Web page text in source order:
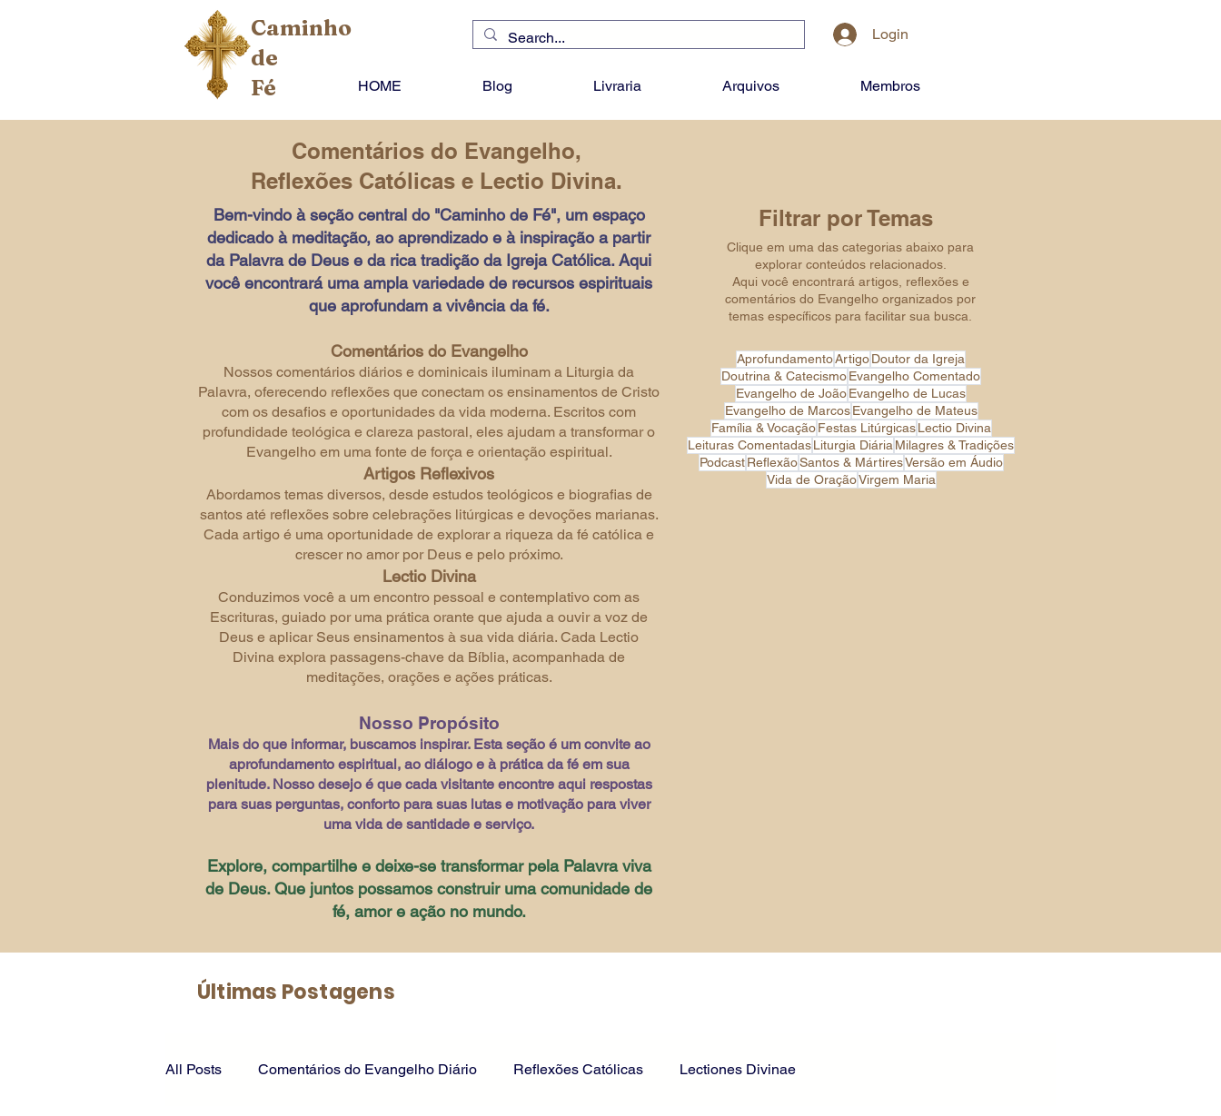
Caminho
de
Fé
Login
HOME Blog Livraria Arquivos Membros
Comentários do Evangelho,
Reflexões Católicas e Lectio Divina.
Bem-vindo à seção central do "Caminho de Fé", um espaço
dedicado à meditação, ao aprendizado e à inspiração a partir
da Palavra de Deus e da rica tradição da Igreja Católica. Aqui
você encontrará uma ampla variedade de recursos espirituais
que aprofundam a vivência da fé.
Comentários do Evangelho
Nossos comentários diários e dominicais iluminam a Liturgia da
Palavra, oferecendo reflexões que conectam os ensinamentos de Cristo
com os desafios e oportunidades da vida moderna. Escritos com
profundidade teológica e clareza pastoral, eles ajudam a transformar o
Evangelho em uma fonte de força e orientação espiritual.
Artigos Reflexivos
Abordamos temas diversos, desde estudos teológicos e biografias de
santos até reflexões sobre celebrações litúrgicas e devoções marianas.
Cada artigo é uma oportunidade de explorar a riqueza da fé católica e
crescer no amor por Deus e pelo próximo.
Lectio Divina
Conduzimos você a um encontro pessoal e contemplativo com as
Escrituras, guiado por uma prática orante que ajuda a ouvir a voz de
Deus e aplicar Seus ensinamentos à sua vida diária. Cada Lectio
Divina explora passagens-chave da Bíblia, acompanhada de
meditações, orações e ações práticas.
Nosso Propósito
Mais do que informar, buscamos inspirar. Esta seção é um convite ao
aprofundamento espiritual, ao diálogo e à prática da fé em sua
plenitude. Nosso desejo é que cada visitante encontre aqui respostas
para suas perguntas, conforto para suas lutas e motivação para viver
uma vida de santidade e serviço.
Explore, compartilhe e deixe-se transformar pela Palavra viva
de Deus. Que juntos possamos construir uma comunidade de
fé, amor e ação no mundo.
Filtrar por Temas
Clique em uma das categorias abaixo para
explorar conteúdos relacionados.
Aqui você encontrará artigos, reflexões e
comentários do Evangelho organizados por
temas específicos para facilitar sua busca.
AprofundamentoArtigoDoutor da Igreja
Doutrina & CatecismoEvangelho Comentado
Evangelho de JoãoEvangelho de Lucas
Evangelho de Marcos Evangelho de Mateus
Família & Vocação Festas Litúrgicas Lectio Divina
Leituras ComentadasLiturgia Diária Milagres & Tradições
Podcast ReflexãoSantos & MártiresVersão em Áudio
Vida de OraçãoVirgem Maria
Últimas Postagens
All Posts Comentários do Evangelho Diário Reflexões Católicas Lectiones Divinae